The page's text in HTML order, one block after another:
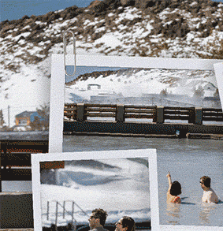
Jueves 6deAgostode 2026
Neuquinidad Gabinete